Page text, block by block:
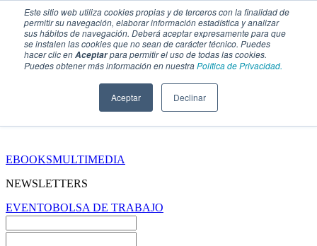
Este sitio web utiliza cookies propias y de terceros con la finalidad de
permitir su navegación, elaborar información estadística y analizar
sus hábitos de navegación. Deberá aceptar expresamente para que
se instalen las cookies que no sean de carácter técnico. Puedes
hacer clic enAceptarpara permitir el uso de todas las cookies.
Puedes obtener más información en nuestraPolítica de Privacidad.
Aceptar Declinar
EBOOKSMULTIMEDIA
NEWSLETTERS
EVENTOBOLSA DE TRABAJO